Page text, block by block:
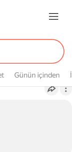
Günün içinden